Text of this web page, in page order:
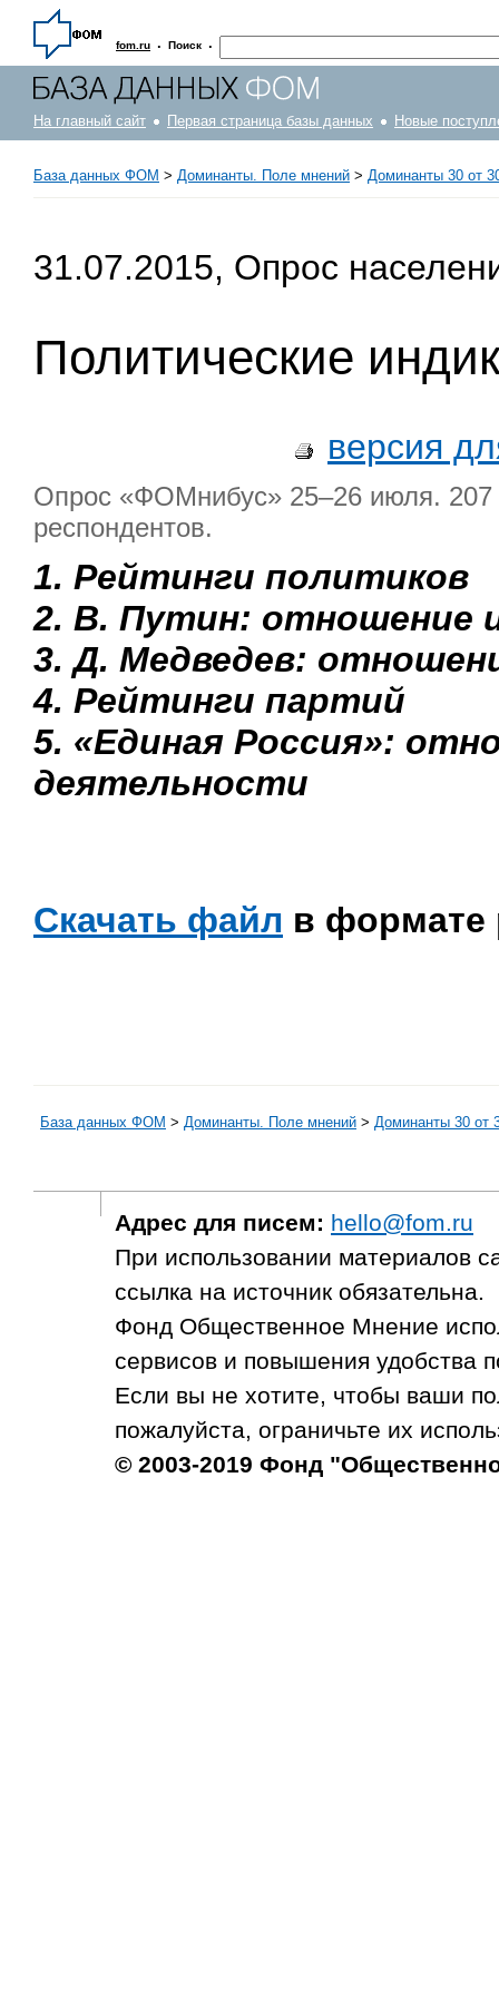
fom.ru · Поиск ·
На главный сайт Первая страница базы данных Новые
База данных ФОМ > Доминанты. Поле мнений > Доминанты 30 от
31.07.2015, Опрос
Политические
версия
Опрос «ФОМнибус» 25–26 июля. 207
респондентов.
1. Рейтинги политиков
2. В. Путин: отношение
3. Д. Медведев:
4. Рейтинги партий
5. «Единая Россия»:
деятельности
Скачать файл в формате
База данных ФОМ > Доминанты. Поле мнений > Доминанты 30 от
Адрес для писем: hello@fom.ru
При использовании материалов
ссылка на источник обязательна.
Фонд Общественное Мнение
сервисов и повышения удобства
Если вы не хотите, чтобы ваши
пожалуйста, ограничьте их
© 2003-2019 Фонд